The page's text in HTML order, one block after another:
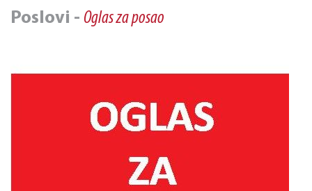
Poslovi - Oglas za posao